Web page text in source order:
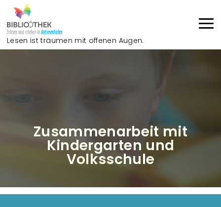
Lesen ist träumen mit offenen Augen.
Zusammenarbeit mit
Kindergarten und
Volksschule